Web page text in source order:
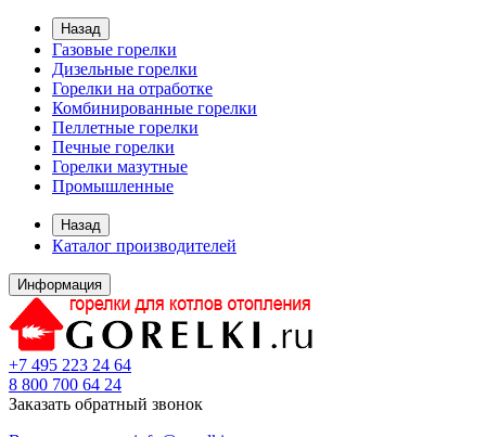
Назад
Газовые горелки
Дизельные горелки
Горелки на отработке
Комбинированные горелки
Пеллетные горелки
Печные горелки
Горелки мазутные
Промышленные
Назад
Каталог производителей
Информация
+7 495 223 24 64
8 800 700 64 24
Заказать обратный звонок